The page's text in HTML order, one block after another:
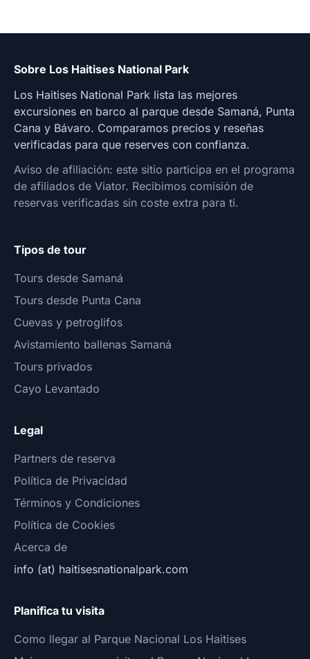
Sobre Los Haitises National Park
Los Haitises National Park lista las mejores
excursiones en barco al parque desde Samaná, Punta
Cana y Bávaro. Comparamos precios y reseñas
verificadas para que reserves con confianza.
Aviso de afiliación: este sitio participa en el programa
de afiliados de Viator. Recibimos comisión de
reservas verificadas sin coste extra para ti.
Tipos de tour
Tours desde Samaná
Tours desde Punta Cana
Cuevas y petroglifos
Avistamiento ballenas Samaná
Tours privados
Cayo Levantado
Legal
Partners de reserva
Política de Privacidad
Términos y Condiciones
Política de Cookies
Acerca de
info (at) haitisesnationalpark.com
Planifica tu visita
Como llegar al Parque Nacional Los Haitises